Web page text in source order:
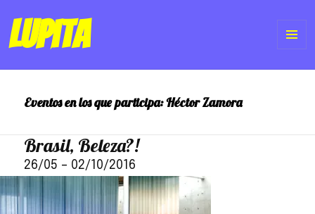
Lupita
Eventos en los que participa:Héctor Zamora
Brasil, Beleza?!
26/05 – 02/10/2016